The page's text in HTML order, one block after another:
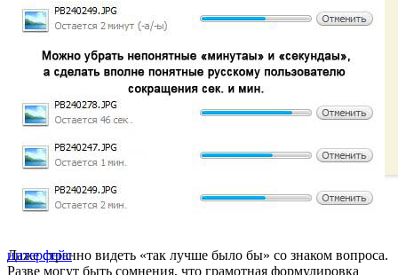
Даже странно видеть «так лучше было бы» со знаком вопроса.
Разве могут быть сомнения, что грамотная формулировка
интерфейс